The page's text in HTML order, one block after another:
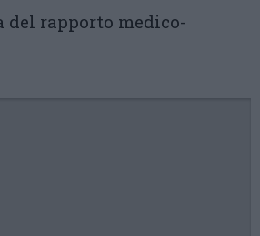
del rapporto medico-